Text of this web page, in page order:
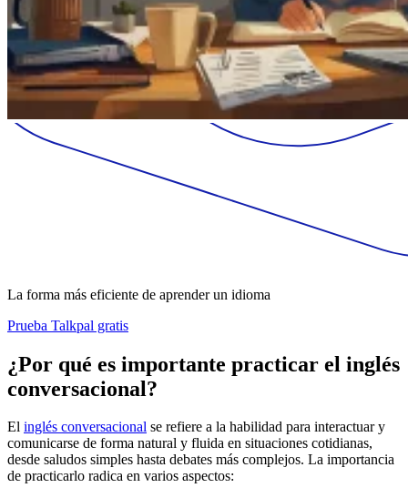
La forma más eficiente de aprender un idioma
Prueba Talkpal gratis
¿Por qué es importante practicar el inglés
conversacional?
El inglés conversacional se refiere a la habilidad para interactuar y
comunicarse de forma natural y fluida en situaciones cotidianas,
desde saludos simples hasta debates más complejos. La importancia
de practicarlo radica en varios aspectos: